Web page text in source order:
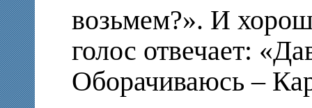
возьмем?». И
голос отвечает:
Оборачиваюсь –